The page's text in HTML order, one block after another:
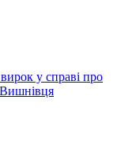
у справі про
Вишнівця